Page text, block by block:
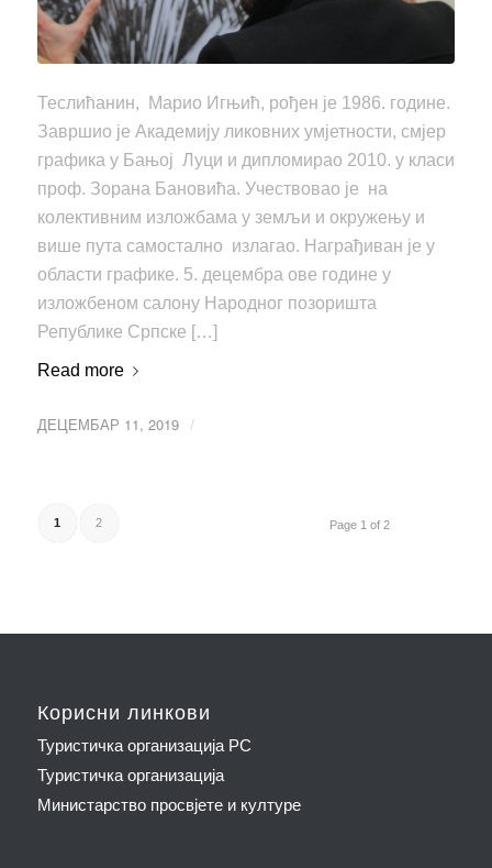
Теслићанин, Марио Игњић, рођен је 1986. године.
Завршио је Академију ликовних умјетности, смјер
графика у Бањој Луци и дипломирао 2010. у класи
проф. Зорана Бановића. Учествовао је на
колективним изложбама у земљи и окружењу и
више пута самостално излагао. Награђиван је у
области графике. 5. децембра ове године у
изложбеном салону Народног позоришта
Републике Српске […]
Read more
ДЕЦЕМБАР 11, 2019 /
Page 1 of 2
1 2
Корисни линкови
Туристичка организација РС
Туристичка организација
Министарство просвјете и културе